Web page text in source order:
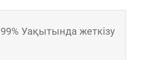
99% Уақытында жеткізу